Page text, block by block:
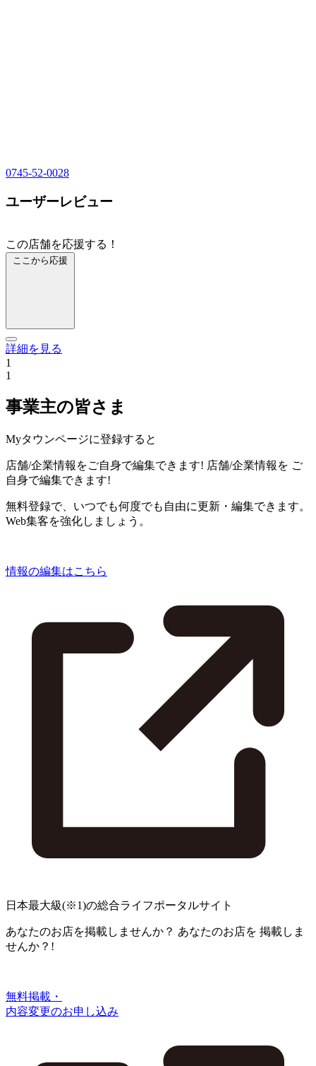
0745-52-0028
ユーザーレビュー
この店舗を応援する！
ここから応援
詳細を見る
1
1
事業主の皆さま
Myタウンページに登録すると
店舗/企業情報をご自身で編集できます! 店舗/企業情報を ご
自身で編集できます!
無料登録で、いつでも何度でも自由に更新・編集できます。
Web集客を強化しましょう。
情報の編集はこちら
日本最大級(※1)の総合ライフポータルサイト
あなたのお店を掲載しませんか？ あなたのお店を 掲載しま
せんか？!
無料掲載・
内容変更のお申し込み